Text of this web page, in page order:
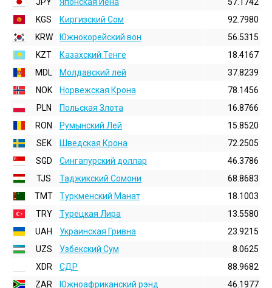
KGS
Киргизский Сом
92.7980
KRW
Южнокорейский вон
56.5315
KZT
Казахский Тенге
18.4167
MDL
Молдавский лей
37.8239
NOK
Норвежская Крона
78.1456
PLN
Польская Злота
16.8766
RON
Румынский Лей
15.8520
SEK
Шведская Крона
72.2505
SGD
Сингапурский доллар
46.3786
TJS
Таджикский Сомони
68.8683
TMT
Туркменский Манат
18.1003
TRY
Турецкая Лира
13.5580
UAH
Украинская Гривна
23.9215
UZS
Узбекский Сум
8.0625
XDR
СДР
88.9682
ZAR
Южноафриканский рэнд 46.1977